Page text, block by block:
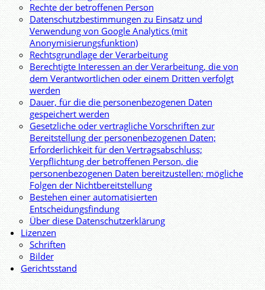
Rechte der betroffenen Person
Datenschutzbestimmungen zu Einsatz und
Verwendung von Google Analytics (mit
Anonymisierungsfunktion)
Rechtsgrundlage der Verarbeitung
Berechtigte Interessen an der Verarbeitung, die von
dem Verantwortlichen oder einem Dritten verfolgt
werden
Dauer, für die die personenbezogenen Daten
gespeichert werden
Gesetzliche oder vertragliche Vorschriften zur
Bereitstellung der personenbezogenen Daten;
Erforderlichkeit für den Vertragsabschluss;
Verpflichtung der betroffenen Person, die
personenbezogenen Daten bereitzustellen; mögliche
Folgen der Nichtbereitstellung
Bestehen einer automatisierten
Entscheidungsfindung
Über diese Datenschutzerklärung
Lizenzen
Schriften
Bilder
Gerichtsstand